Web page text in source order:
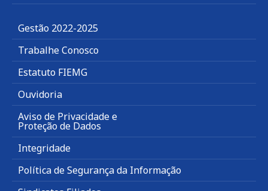
Gestão 2022-2025
Trabalhe Conosco
Estatuto FIEMG
Ouvidoria
Aviso de Privacidade e
Proteção de Dados
Integridade
Política de Segurança da Informação